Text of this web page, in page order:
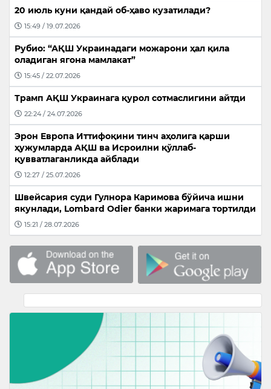
20 июль куни қандай об-ҳаво кузатилади?
15:49 / 19.07.2026
Рубио: “АҚШ Украинадаги можарони ҳал қила
оладиган ягона мамлакат”
15:45 / 22.07.2026
Трамп АҚШ Украинага қурол сотмаслигини айтди
22:24 / 24.07.2026
Эрон Европа Иттифоқини тинч аҳолига қарши
ҳужумларда АҚШ ва Исроилни қўллаб-
қувватлаганликда айблади
12:27 / 25.07.2026
Швейсария суди Гулнора Каримова бўйича ишни
якунлади, Lombard Odier банки жаримага тортилди
15:21 / 28.07.2026